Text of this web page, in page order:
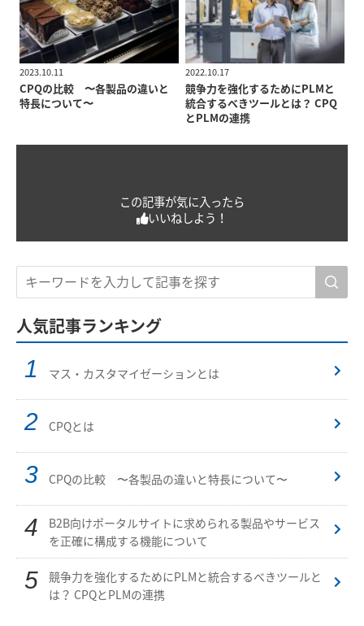
2023.10.11
CPQの比較 〜各製品の違いと
特長について〜
2022.10.17
競争力を強化するためにPLMと
統合するべきツールとは？ CPQ
とPLMの連携
この記事が気に入ったら
いいねしよう！
人気記事ランキング
マス・カスタマイゼーションとは
CPQとは
CPQの比較 〜各製品の違いと特長について〜
B2B向けポータルサイトに求められる製品やサービス
を正確に構成する機能について
競争力を強化するためにPLMと統合するべきツールと
は？ CPQとPLMの連携